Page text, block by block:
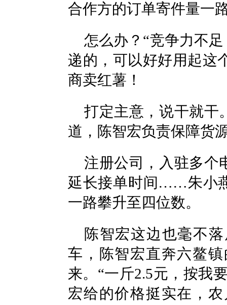
合作方的订单寄件量一
怎么办？“竞争力不
递的，可以好好用起这
商卖红薯！
打定主意，说干就干
道，陈智宏负责保障货
注册公司，入驻多个
延长接单时间……朱小
一路攀升至四位数。
陈智宏这边也毫不
车，陈智宏直奔六鳌
来。“一斤2.5元，按我
宏给的价格挺实在，